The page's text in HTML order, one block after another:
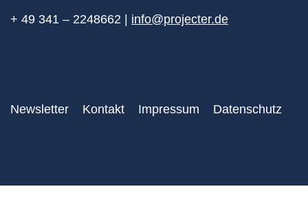
+ 49 341 – 2248662 | info@projecter.de
Newsletter Kontakt Impressum Datenschutz